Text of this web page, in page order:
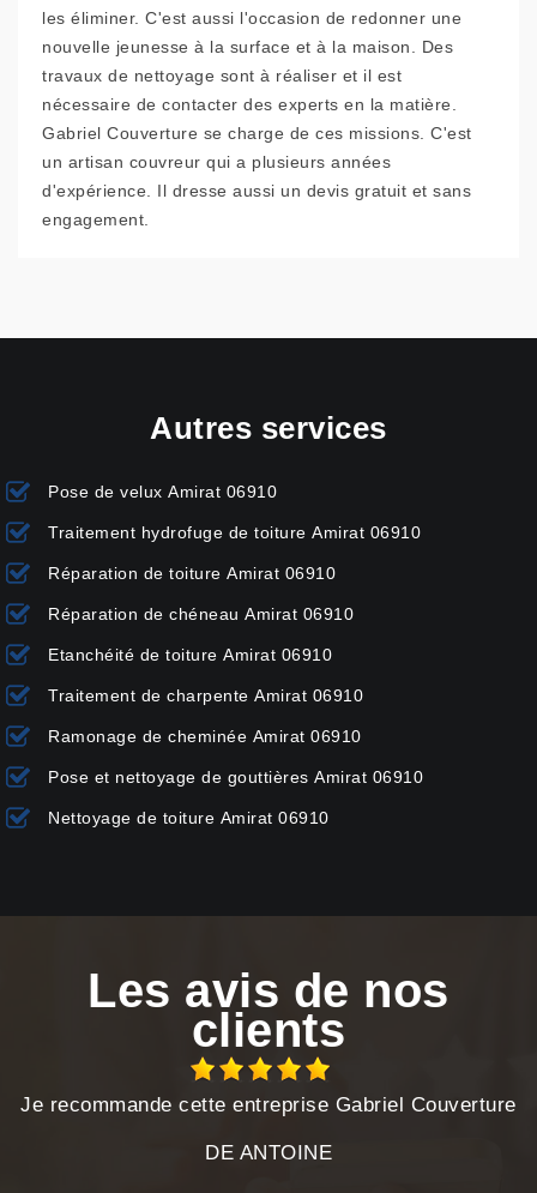
les éliminer. C'est aussi l'occasion de redonner une
nouvelle jeunesse à la surface et à la maison. Des
travaux de nettoyage sont à réaliser et il est
nécessaire de contacter des experts en la matière.
Gabriel Couverture se charge de ces missions. C'est
un artisan couvreur qui a plusieurs années
d'expérience. Il dresse aussi un devis gratuit et sans
engagement.
Autres services
Pose de velux Amirat 06910
Traitement hydrofuge de toiture Amirat 06910
Réparation de toiture Amirat 06910
Réparation de chéneau Amirat 06910
Etanchéité de toiture Amirat 06910
Traitement de charpente Amirat 06910
Ramonage de cheminée Amirat 06910
Pose et nettoyage de gouttières Amirat 06910
Nettoyage de toiture Amirat 06910
Les avis de nos
clients
Je recommande cette entreprise Gabriel Couverture
DE ANTOINE